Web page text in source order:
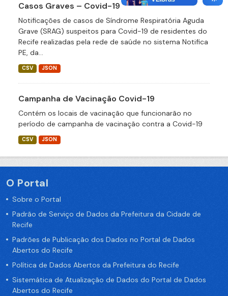
Casos Graves – Covid-19
Notificações de casos de Síndrome Respiratória Aguda
Grave (SRAG) suspeitos para Covid-19 de residentes do
Recife realizadas pela rede de saúde no sistema Notifica
PE, da...
CSV JSON
Campanha de Vacinação Covid-19
Contém os locais de vacinação que funcionarão no
período de campanha de vacinação contra a Covid-19
CSV JSON
O Portal
Sobre o Portal
Padrão de Serviço de Dados da Prefeitura da Cidade de
Recife
Padrões de Publicação dos Dados no Portal de Dados
Abertos do Recife
Política de Dados Abertos da Prefeitura do Recife
Sistemática de Atualização de Dados do Portal de Dados
Abertos do Recife